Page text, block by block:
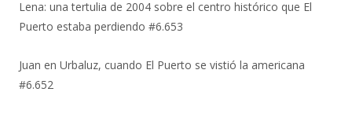
Lena: una tertulia de 2004 sobre el centro histórico que El
Puerto estaba perdiendo #6.653
Juan en Urbaluz, cuando El Puerto se vistió la americana
#6.652